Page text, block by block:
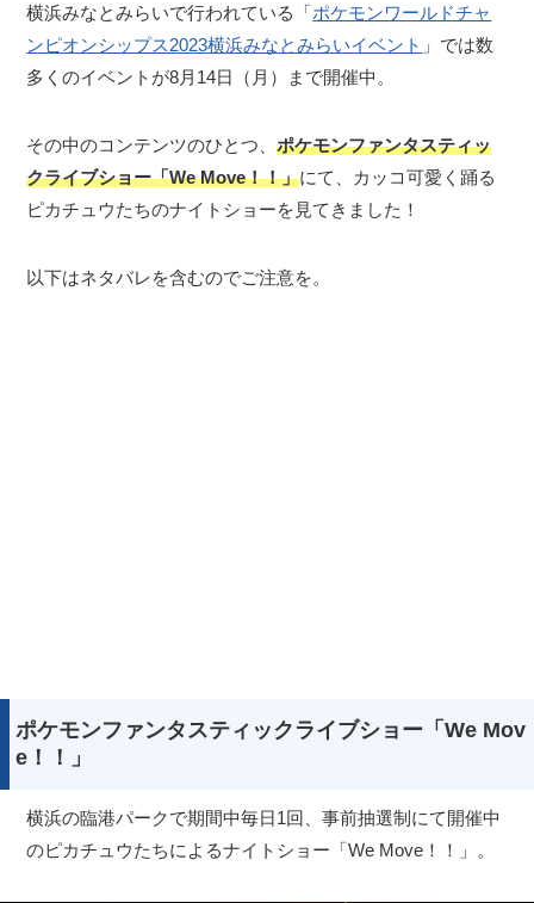
横浜みなとみらいで行われている「ポケモンワールドチャ
ンピオンシップス2023横浜みなとみらいイベント 」では数
多くのイベントが8月14日（月）まで開催中。
その中のコンテンツのひとつ、ポケモンファンタスティッ
クライブショー「We Move！！」にて、カッコ可愛く踊る
ピカチュウたちのナイトショーを見てきました！
以下はネタバレを含むのでご注意を。
ポケモンファンタスティックライブショー「We Mov
e！！」
横浜の臨港パークで期間中毎日1回、事前抽選制にて開催中
のピカチュウたちによるナイトショー「We Move！！」。